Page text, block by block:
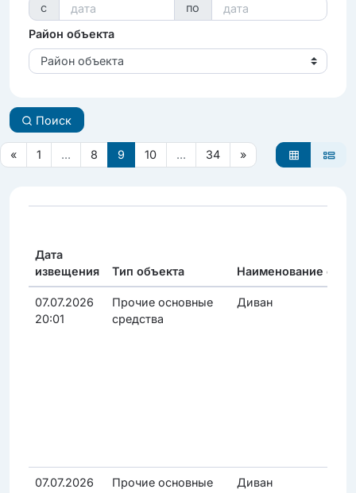
с
по
Район объекта
Район объекта
Поиск
« 1 ... 8 9 10 ... 34 »
Дата
извещения
Тип объекта Наименование
07.07.2026
20:01
Прочие основные
средства
Диван
07.07.2026
Прочие основные
Диван